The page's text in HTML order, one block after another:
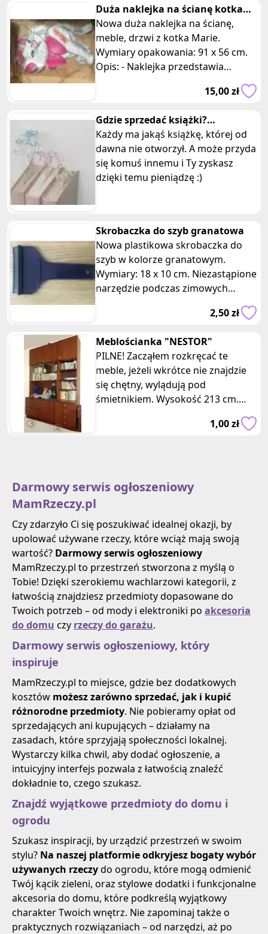
Duża naklejka na ścianę kotka
Marie
Nowa duża naklejka na ścianę,
meble, drzwi z kotka Marie.
Wymiary opakowania: 91 x 56 cm.
Opis: - Naklejka przedstawia
uroczego kotka Marie z kultowej
15,00 zł
Gdzie sprzedać książki?
Podręczniki szkolne? Jak
sprzedać?
Każdy ma jakąś książkę, której od
dawna nie otworzył. A może przyda
się komuś innemu i Ty zyskasz
dzięki temu pieniądzę :)
Skrobaczka do szyb granatowa
Nowa plastikowa skrobaczka do
szyb w kolorze granatowym.
Wymiary: 18 x 10 cm. Niezastąpione
narzędzie podczas zimowych
2,50 zł
Meblościanka "NESTOR"
PILNE! Zacząłem rozkręcać te
meble, jeżeli wkrótce nie znajdzie
się chętny, wylądują pod
śmietnikiem. Wysokość 213 cm.
Łącznie segmentów jest 3,5, każdy
1,00 zł
Darmowy serwis ogłoszeniowy
MamRzeczy.pl
Czy zdarzyło Ci się poszukiwać idealnej okazji, by
upolować używane rzeczy, które wciąż mają swoją
wartość? Darmowy serwis ogłoszeniowy
MamRzeczy.pl to przestrzeń stworzona z myślą o
Tobie! Dzięki szerokiemu wachlarzowi kategorii, z
łatwością znajdziesz przedmioty dopasowane do
Twoich potrzeb – od mody i elektroniki po akcesoria
do domu czy rzeczy do garażu.
Darmowy serwis ogłoszeniowy, który
inspiruje
MamRzeczy.pl to miejsce, gdzie bez dodatkowych
kosztów możesz zarówno sprzedać, jak i kupić
różnorodne przedmioty. Nie pobieramy opłat od
sprzedających ani kupujących – działamy na
zasadach, które sprzyjają społeczności lokalnej.
Wystarczy kilka chwil, aby dodać ogłoszenie, a
intuicyjny interfejs pozwala z łatwością znaleźć
dokładnie to, czego szukasz.
Znajdź wyjątkowe przedmioty do domu i
ogrodu
Szukasz inspiracji, by urządzić przestrzeń w swoim
stylu? Na naszej platformie odkryjesz bogaty wybór
używanych rzeczydo ogrodu, które mogą odmienić
Twój kącik zieleni, oraz stylowe dodatki i funkcjonalne
akcesoria do domu, które podkreślą wyjątkowy
charakter Twoich wnętrz. Nie zapominaj także o
praktycznych rozwiązaniach – od narzędzi, aż po